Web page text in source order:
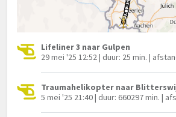
Lifeliner 3 naar Gulpen
29 mei '25 12:52 | duur: 25 min. |
Traumahelikopter naar
5 mei '25 21:40 | duur: 660297 min. |